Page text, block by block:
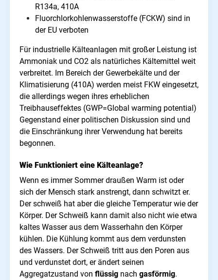
R134a, 410A
Fluorchlorkohlenwasserstoffe (FCKW) sind in
der EU verboten
Für industrielle Kälteanlagen mit großer Leistung ist
Ammoniak und CO2 als natürliches Kältemittel weit
verbreitet. Im Bereich der Gewerbekälte und der
Klimatisierung (410A) werden meist FKW eingesetzt,
die allerdings wegen ihres erheblichen
Treibhauseffektes (GWP=Global warming potential)
Gegenstand einer politischen Diskussion sind und
die Einschränkung ihrer Verwendung hat bereits
begonnen.
Wie Funktioniert eine Kälteanlage?
Wenn es immer Sommer draußen Warm ist oder
sich der Mensch stark anstrengt, dann schwitzt er.
Der schweiß hat aber die gleiche Temperatur wie der
Körper. Der Schweiß kann damit also nicht wie etwa
kaltes Wasser aus dem Wasserhahn den Körper
kühlen. Die Kühlung kommt aus dem verdunsten
des Wassers. Der Schweiß tritt aus den Poren aus
und verdunstet dort, er ändert seinen
Aggregatzustand von flüssig nach gasförmig.